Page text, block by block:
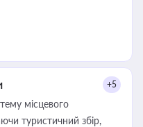
+5
місцевого
туристичний збір,